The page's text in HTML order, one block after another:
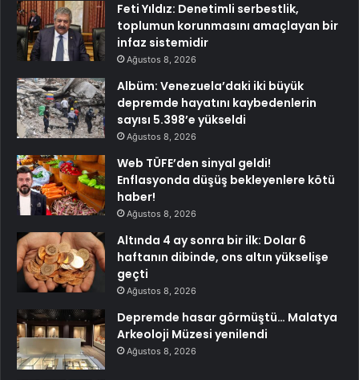
Feti Yıldız: Denetimli serbestlik,
toplumun korunmasını amaçlayan bir
infaz sistemidir
Ağustos 8, 2026
Albüm: Venezuela’daki iki büyük
depremde hayatını kaybedenlerin
sayısı 5.398’e yükseldi
Ağustos 8, 2026
Web TÜFE’den sinyal geldi!
Enflasyonda düşüş bekleyenlere kötü
haber!
Ağustos 8, 2026
Altında 4 ay sonra bir ilk: Dolar 6
haftanın dibinde, ons altın yükselişe
geçti
Ağustos 8, 2026
Depremde hasar görmüştü… Malatya
Arkeoloji Müzesi yenilendi
Ağustos 8, 2026